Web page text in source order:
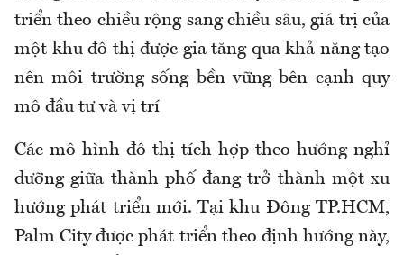
triển theo chiều rộng sang chiều sâu, giá trị của
một khu đô thị được gia tăng qua khả năng tạo
nên môi trường sống bền vững bên cạnh quy
mô đầu tư và vị trí
Các mô hình đô thị tích hợp theo hướng nghỉ
dưỡng giữa thành phố đang trở thành một xu
hướng phát triển mới. Tại khu Đông TP.HCM,
Palm City được phát triển theo định hướng này,